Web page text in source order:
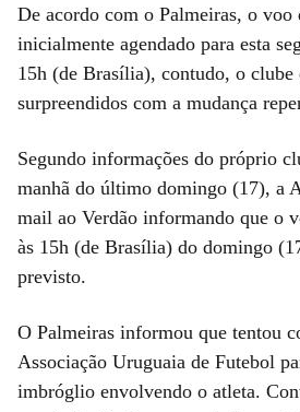
De acordo com o Palmeiras, o voo
inicialmente agendado para esta
15h (de Brasília), contudo, o clube
surpreendidos com a mudança
Segundo informações do próprio
manhã do último domingo (17), a
mail ao Verdão informando que o
às 15h (de Brasília) do domingo
previsto.
O Palmeiras informou que tentou
Associação Uruguaia de Futebol
imbróglio envolvendo o atleta.